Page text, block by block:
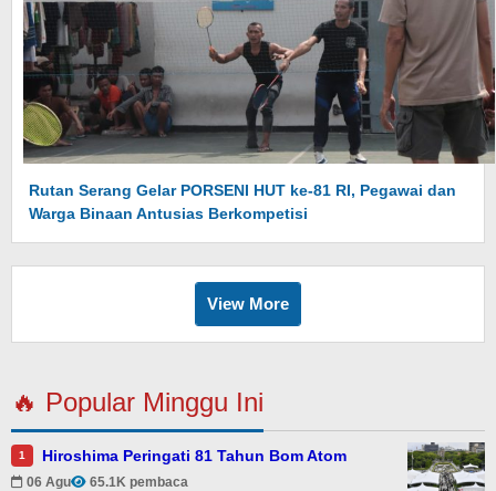
Rutan Serang Gelar PORSENI HUT ke-81 RI, Pegawai dan
Warga Binaan Antusias Berkompetisi
View More
🔥 Popular Minggu Ini
1 Hiroshima Peringati 81 Tahun Bom Atom
06 Agu 65.1K pembaca